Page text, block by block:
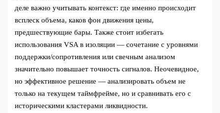
деле важно учитывать контекст: где именно происходит
всплеск объема, каков фон движения цены,
предшествующие бары. Также стоит избегать
использования VSA в изоляции — сочетание с уровнями
поддержки/сопротивления или свечным анализом
значительно повышает точность сигналов. Неочевидное,
но эффективное решение — анализировать объем не
только на текущем таймфрейме, но и сравнивать его с
историческими кластерами ликвидности.